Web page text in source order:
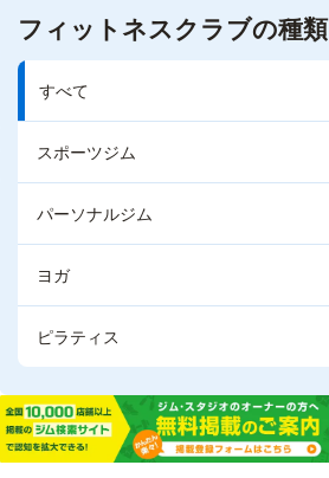
フィットネスクラブの種類
すべて
スポーツジム
パーソナルジム
ヨガ
ピラティス